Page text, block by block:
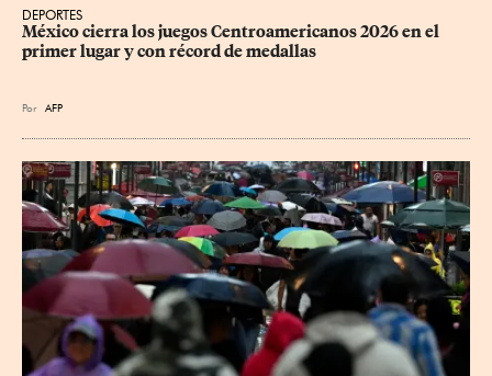
DEPORTES
México cierra los juegos Centroamericanos 2026 en el
primer lugar y con récord de medallas
Por AFP